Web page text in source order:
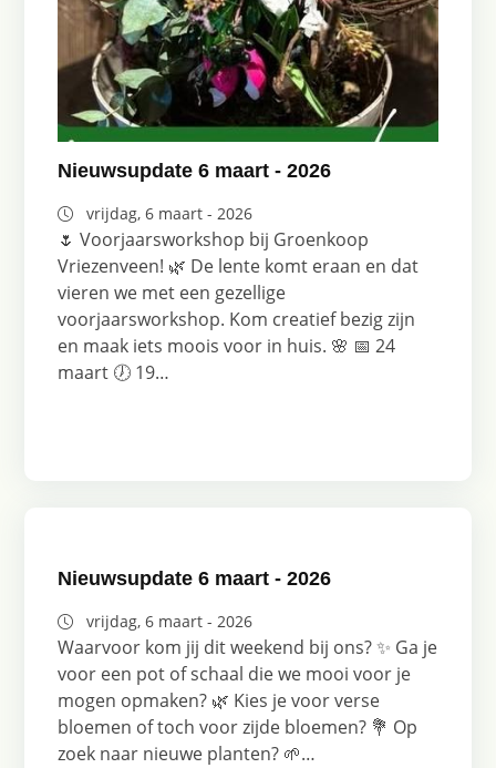
Nieuwsupdate 6 maart - 2026
vrijdag, 6 maart - 2026
🌷 Voorjaarsworkshop bij Groenkoop
Vriezenveen! 🌿 De lente komt eraan en dat
vieren we met een gezellige
voorjaarsworkshop. Kom creatief bezig zijn
en maak iets moois voor in huis. 🌸 📅 24
maart 🕖 19…
Nieuwsupdate 6 maart - 2026
vrijdag, 6 maart - 2026
Waarvoor kom jij dit weekend bij ons? ✨ Ga je
voor een pot of schaal die we mooi voor je
mogen opmaken? 🌿 Kies je voor verse
bloemen of toch voor zijde bloemen? 💐 Op
zoek naar nieuwe planten? 🌱…